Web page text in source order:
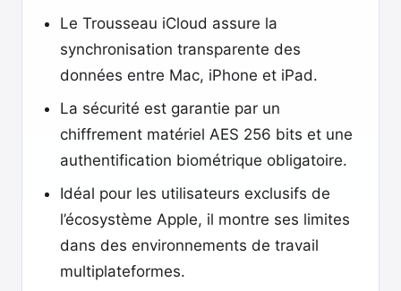
Le Trousseau iCloud assure la
synchronisation transparente des
données entre Mac, iPhone et iPad.
La sécurité est garantie par un
chiffrement matériel AES 256 bits et une
authentification biométrique obligatoire.
Idéal pour les utilisateurs exclusifs de
l’écosystème Apple, il montre ses limites
dans des environnements de travail
multiplateformes.